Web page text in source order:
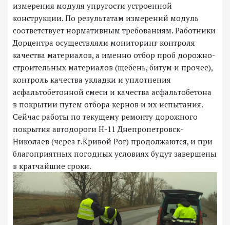
измерения модуля упругости устроенной
конструкции. По результатам измерений модуль
соответствует нормативным требованиям. Работники
Дорцентра осуществляли мониторинг контроля
качества материалов, а именно отбор проб дорожно-
строительных материалов (щебень, битум и прочее),
контроль качества укладки и уплотнения
асфальтобетонной смеси и качества асфальтобетона
в покрытии путем отбора кернов и их испытания.
Сейчас работы по текущему ремонту дорожного
покрытия автодороги Н-11 Днепропетровск-
Николаев (через г.Кривой Рог) продолжаются, и при
благоприятных погодных условиях будут завершены
в кратчайшие сроки.